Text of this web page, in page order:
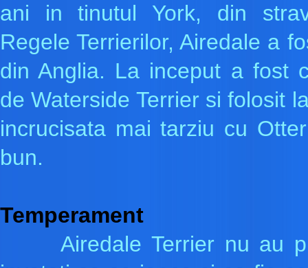
ani in tinutul York, din
Regele Terrierilor, Airedale a
din Anglia. La inceput a fost
de Waterside Terrier si folosit
incrucisata mai tarziu cu
bun.
Temperament
Airedale Terrier nu au